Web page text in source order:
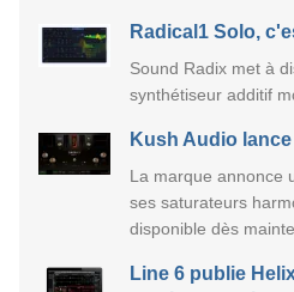
Radical1 Solo,
Sound Radix met à
synthétiseur additif
Kush Audio
La marque annonce
ses saturateurs
disponible dès
Line 6 publie